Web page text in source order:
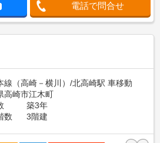
電話で問合せ
線（高崎－横川）/北高崎駅 車移動
高崎市江木町
築3年
数
3階建